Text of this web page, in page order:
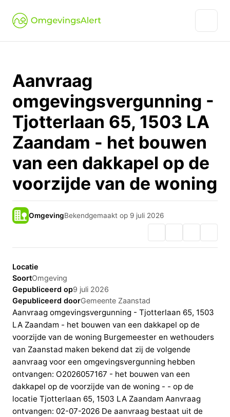
Aanvraag
omgevingsvergunning -
Tjotterlaan 65, 1503 LA
Zaandam - het bouwen
van een dakkapel op de
voorzijde van de woning
OmgevingBekendgemaakt op 9 juli 2026
Locatie
SoortOmgeving
Gepubliceerd op9 juli 2026
Gepubliceerd doorGemeente Zaanstad
Aanvraag omgevingsvergunning - Tjotterlaan 65, 1503
LA Zaandam - het bouwen van een dakkapel op de
voorzijde van de woning Burgemeester en wethouders
van Zaanstad maken bekend dat zij de volgende
aanvraag voor een omgevingsvergunning hebben
ontvangen: O2026057167 - het bouwen van een
dakkapel op de voorzijde van de woning - - op de
locatie Tjotterlaan 65, 1503 LA Zaandam Aanvraag
ontvangen: 02-07-2026 De aanvraag bestaat uit de